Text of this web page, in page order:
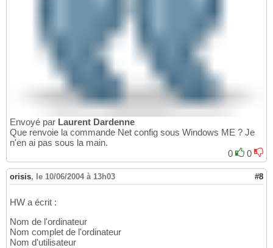
Envoyé par Laurent Dardenne
Que renvoie la commande Net config sous Windows ME ? Je
n'en ai pas sous la main.
0
0
orisis, le 10/06/2004 à 13h03 #8
HW a écrit :
Nom de l'ordinateur
Nom complet de l'ordinateur
Nom d'utilisateur